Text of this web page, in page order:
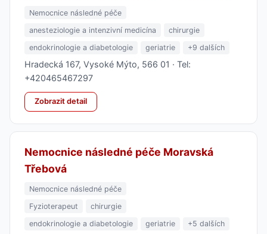
Nemocnice následné péče
anesteziologie a intenzivní medicína
chirurgie
endokrinologie a diabetologie
geriatrie +9 dalších
Hradecká 167, Vysoké Mýto, 566 01 · Tel:
+420465467297
Zobrazit detail
Nemocnice následné péče Moravská
Třebová
Nemocnice následné péče
Fyzioterapeut
chirurgie
endokrinologie a diabetologie
geriatrie +5 dalších